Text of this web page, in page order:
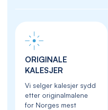
ORIGINALE
KALESJER
Vi selger kalesjer sydd
etter originalmalene
for Norges mest